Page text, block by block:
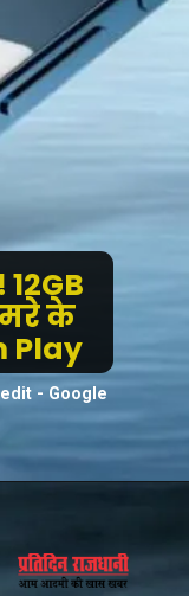
के
Play
- Google